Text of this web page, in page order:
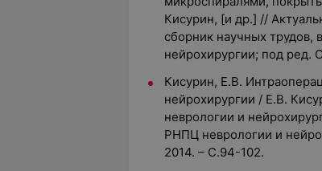
Кисурин, [и др.] //
сборник научных
нейрохирургии; под ред.
Кисурин, Е.В.
нейрохирургии / Е.В.
неврологии и
РНПЦ неврологии и
2014. – С.94-102.